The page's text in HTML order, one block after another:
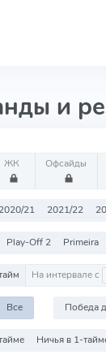
и
ЖК Офсайды
2020/21 2021/22
Play-Off 2 Primeira
На интервале с
Все Победа
Ничья в 1-